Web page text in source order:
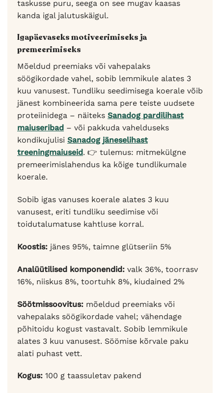
taskusse puru, seega on see mugav kaasas
kanda igal jalutuskäigul.
Igapäevaseks motiveerimiseks ja
premeerimiseks
Mõeldud preemiaks või vahepalaks
söögikordade vahel, sobib lemmikule alates 3
kuu vanusest. Tundliku seedimisega koerale võib
jänest kombineerida sama pere teiste uudsete
proteiinidega – näiteks Sanadog pardilihast
maiuseribad – või pakkuda vahelduseks
kondikujulisi Sanadog jäneselihast
treeningmaiuseid. 👉 tulemus: mitmekülgne
premeerimislahendus ka kõige tundlikumale
koerale.
Sobib igas vanuses koerale alates 3 kuu
vanusest, eriti tundliku seedimise või
toidutalumatuse kahtluse korral.
Koostis: jänes 95%, taimne glütseriin 5%
Analüütilised komponendid: valk 36%, toorrasv
16%, niiskus 8%, toortuhk 8%, kiudained 2%
Söötmissoovitus: mõeldud preemiaks või
vahepalaks söögikordade vahel; vähendage
põhitoidu kogust vastavalt. Sobib lemmikule
alates 3 kuu vanusest. Söömise kõrvale paku
alati puhast vett.
Kogus: 100 g taassuletav pakend